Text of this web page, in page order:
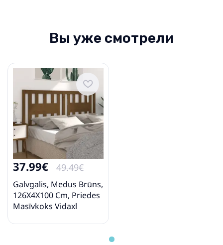
Вы уже смотрели
37.99€ 49.49€
Galvgalis, Medus Brūns,
126X4X100 Cm, Priedes
Masīvkoks Vidaxl